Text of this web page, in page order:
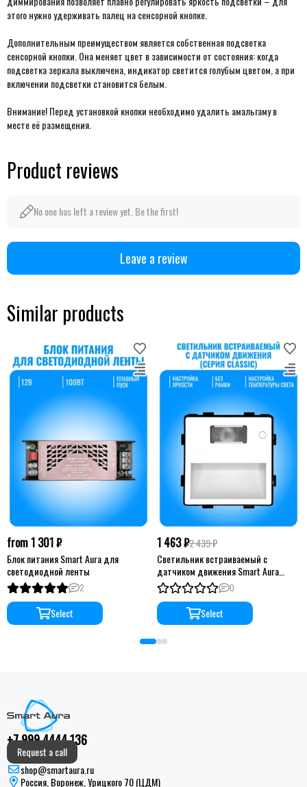
этого нужно удерживать палец на сенсорной кнопке.
Дополнительным преимуществом является собственная подсветка
сенсорной кнопки. Она меняет цвет в зависимости от состояния: когда
подсветка зеркала выключена, индикатор светится голубым цветом, а при
включении подсветки становится белым.
Внимание! Перед установкой кнопки необходимо удалить амальгаму в
месте её размещения.
Product reviews
No one has left a review yet. Be the first!
Leave a review
Similar products
from 1 301 ₽
Блок питания Smart Aura для
светодиодной ленты
2
Select
1 463 ₽2 439 ₽
Светильник встраиваемый с
датчиком движения Smart Aura
серия Classic без рамки
0
Select
+7 999 4444 136
Request a call
shop@smartaura.ru
Россия, Воронеж, Урицкого 70 (ЦДМ)